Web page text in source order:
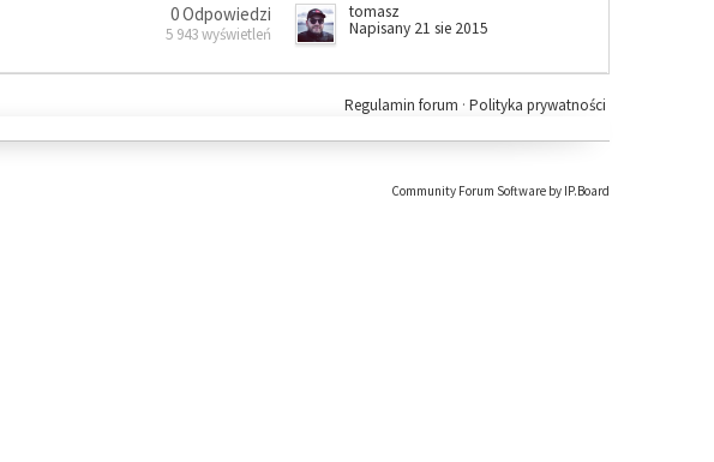
0 Odpowiedzi
5 943 wyświetleń
tomasz
Napisany 21 sie 2015
Polityka prywatności
Regulamin forum ·
Community Forum Software by IP.Board